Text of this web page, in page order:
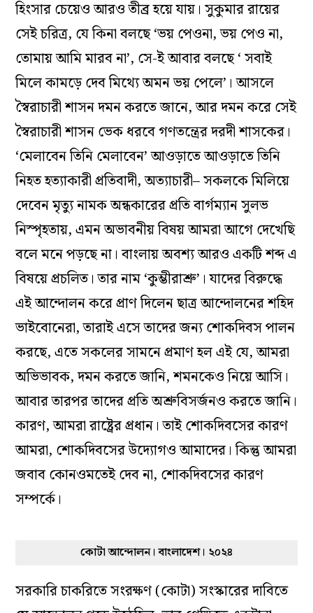
হিংসার চেয়েও আরও তীব্র হয়ে যায়। সুকুমার রায়ের
সেই চরিত্র, যে কিনা বলছে ‘ভয় পেওনা, ভয় পেও না,
তোমায় আমি মারব না’, সে-ই আবার বলছে ‘ সবাই
মিলে কামড়ে দেব মিথ্যে অমন ভয় পেলে’। আসলে
স্বৈরাচারী শাসন দমন করতে জানে, আর দমন করে সেই
স্বৈরাচারী শাসন ভেক ধরবে গণতন্ত্রের দরদী শাসকের।
‘মেলাবেন তিনি মেলাবেন’ আওড়াতে আওড়াতে তিনি
নিহত হত্যাকারী প্রতিবাদী, অত্যাচারী– সকলকে মিলিয়ে
দেবেন মৃত্যু নামক অন্ধকারের প্রতি বার্গম্যান সুলভ
নিস্পৃহতায়, এমন অভাবনীয় বিষয় আমরা আগে দেখেছি
বলে মনে পড়ছে না। বাংলায় অবশ্য আরও একটি শব্দ এ
বিষয়ে প্রচলিত। তার নাম ‘কুম্ভীরাশ্রু’। যাদের বিরুদ্ধে
এই আন্দোলন করে প্রাণ দিলেন ছাত্র আন্দোলনের শহিদ
ভাইবোনেরা, তারাই এসে তাদের জন্য শোকদিবস পালন
করছে, এতে সকলের সামনে প্রমাণ হল এই যে, আমরা
অভিভাবক, দমন করতে জানি, শমনকেও নিয়ে আসি।
আবার তারপর তাদের প্রতি অশ্রুবিসর্জনও করতে জানি।
কারণ, আমরা রাষ্ট্রের প্রধান। তাই শোকদিবসের কারণ
আমরা, শোকদিবসের উদ্যোগও আমাদের। কিন্তু আমরা
জবাব কোনওমতেই দেব না, শোকদিবসের কারণ
সম্পর্কে।
কোটা আন্দোলন। বাংলাদেশ। ২০২৪
সরকারি চাকরিতে সংরক্ষণ (কোটা) সংস্কারের দাবিতে